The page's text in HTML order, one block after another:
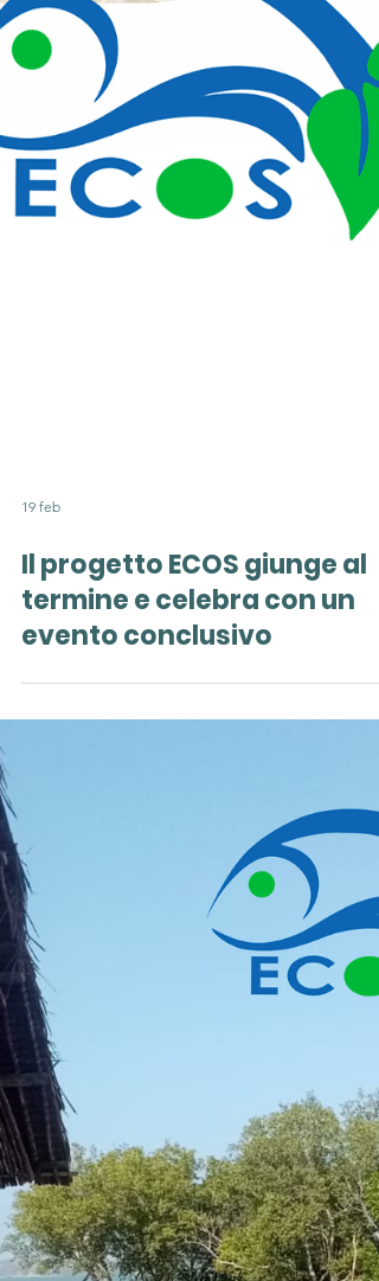
Il progetto ECOS giunge al
termine e celebra con un
evento conclusivo